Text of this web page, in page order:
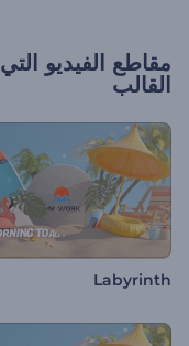
مقاطع الفيديو
القالب
Labyrinth